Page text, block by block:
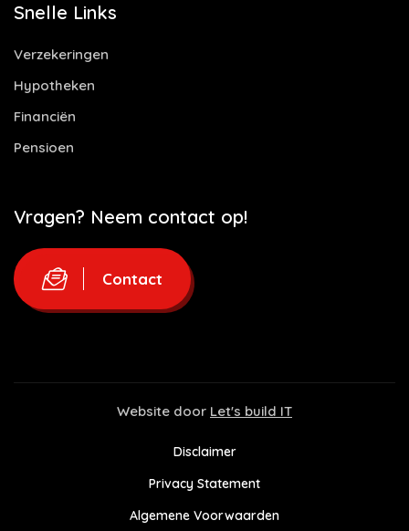
Snelle Links
Verzekeringen
Hypotheken
Financiën
Pensioen
Vragen? Neem contact op!
Contact
Website door Let's build IT
Disclaimer
Privacy Statement
Algemene Voorwaarden